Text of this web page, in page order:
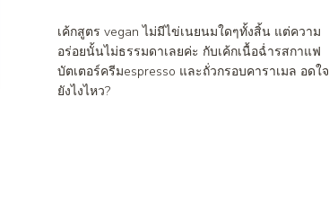
เค้กสูตร vegan ไม่มีไข่เนยนมใดๆทั้งสิ้น แต่ความ
อร่อยนั้นไม่ธรรมดาเลยค่ะ กับเค้กเนื้อฉ่ำรสกาแฟ
บัตเตอร์ครีมespresso และถั่วกรอบคาราเมล อดใจ
ยังไงไหว?